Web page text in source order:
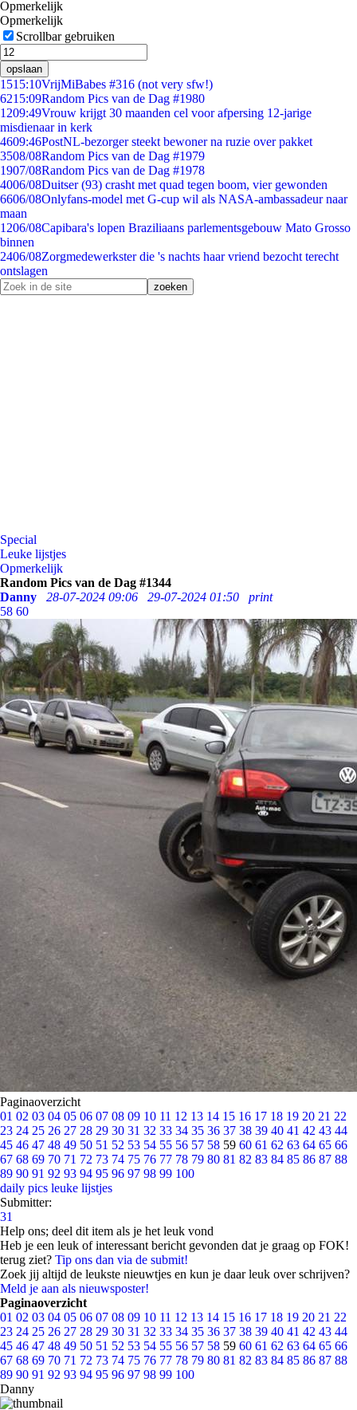
Opmerkelijk
Opmerkelijk
Scrollbar gebruiken
opslaan
1515:10VrijMiBabes #316 (not very sfw!)
6215:09Random Pics van de Dag #1980
1209:49Vrouw krijgt 30 maanden cel voor afpersing 12-jarige
misdienaar in kerk
4609:46PostNL-bezorger steekt bewoner na ruzie over pakket
3508/08Random Pics van de Dag #1979
1907/08Random Pics van de Dag #1978
4006/08Duitser (93) crasht met quad tegen boom, vier gewonden
6606/08Onlyfans-model met G-cup wil als NASA-ambassadeur naar
maan
1206/08Capibara's lopen Braziliaans parlementsgebouw Mato Grosso
binnen
2406/08Zorgmedewerkster die 's nachts haar vriend bezocht terecht
ontslagen
Special
Leuke lijstjes
Opmerkelijk
Random Pics van de Dag #1344
Danny
28-07-2024 09:06 29-07-2024 01:50
print
58 60
Paginaoverzicht
01 02 03 04 05 06 07 08 09 10 11 12 13 14 15 16 17 18 19 20 21 22
23 24 25 26 27 28 29 30 31 32 33 34 35 36 37 38 39 40 41 42 43 44
45 46 47 48 49 50 51 52 53 54 55 56 57 58 59 60 61 62 63 64 65 66
67 68 69 70 71 72 73 74 75 76 77 78 79 80 81 82 83 84 85 86 87 88
89 90 91 92 93 94 95 96 97 98 99 100
daily pics leuke lijstjes
Submitter:
31
Help ons; deel dit item als je het leuk vond
Heb je een leuk of interessant bericht gevonden dat je graag op FOK!
terug ziet? Tip ons dan via de submit!
Zoek jij altijd de leukste nieuwtjes en kun je daar leuk over schrijven?
Meld je aan als nieuwsposter!
Paginaoverzicht
01 02 03 04 05 06 07 08 09 10 11 12 13 14 15 16 17 18 19 20 21 22
23 24 25 26 27 28 29 30 31 32 33 34 35 36 37 38 39 40 41 42 43 44
45 46 47 48 49 50 51 52 53 54 55 56 57 58 59 60 61 62 63 64 65 66
67 68 69 70 71 72 73 74 75 76 77 78 79 80 81 82 83 84 85 86 87 88
89 90 91 92 93 94 95 96 97 98 99 100
Danny